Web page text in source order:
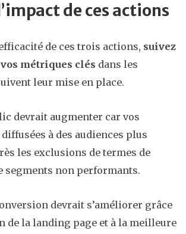
de ces actions
de ces trois actions, suivez
métriques clés dans les
leur mise en place.
devrait augmenter car vos
à des audiences plus
les exclusions de termes de
segments non performants.
devrait s’améliorer grâce
de la landing page et à la meilleure